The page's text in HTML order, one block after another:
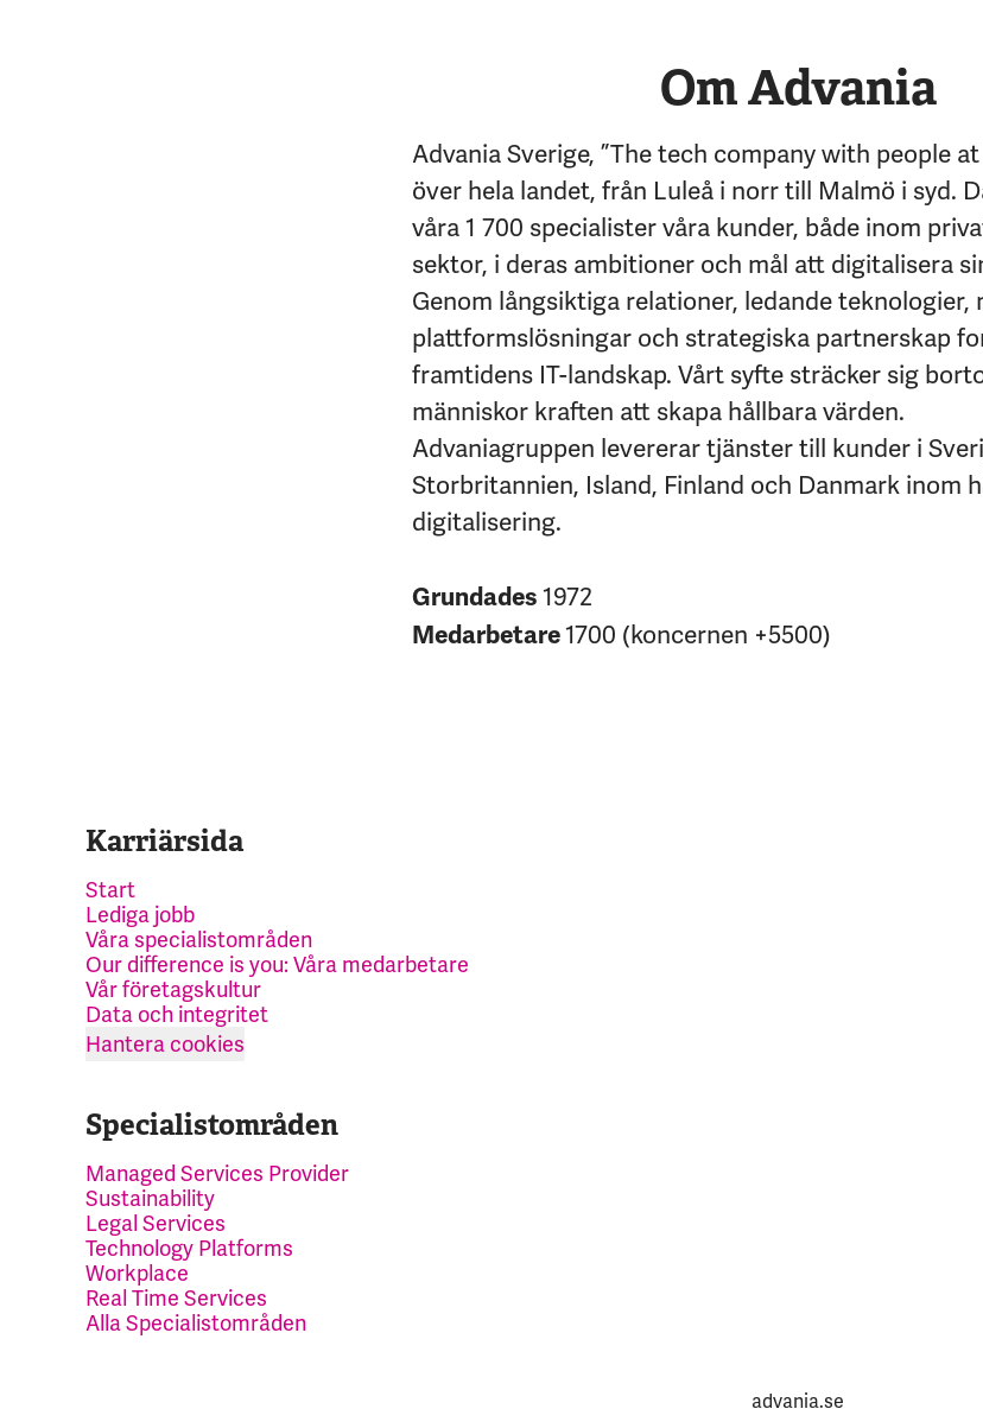
Om Advania
Advania Sverige, ”The tech company with people
över hela landet, från Luleå i norr till Malmö i syd.
våra 1 700 specialister våra kunder, både inom
sektor, i deras ambitioner och mål att digitalisera
Genom långsiktiga relationer, ledande teknologier,
plattformslösningar och strategiska partnerskap
framtidens IT-landskap. Vårt syfte sträcker sig
människor kraften att skapa hållbara värden.
Advaniagruppen levererar tjänster till kunder i
Storbritannien, Island, Finland och Danmark inom
digitalisering.
Grundades1972
Medarbetare1700 (koncernen +5500)
Karriärsida
Start
Lediga jobb
Våra specialistområden
Our difference is you: Våra medarbetare
Vår företagskultur
Data och integritet
Hantera cookies
Specialistområden
Managed Services Provider
Sustainability
Legal Services
Technology Platforms
Workplace
Real Time Services
Alla Specialistområden
advania.se